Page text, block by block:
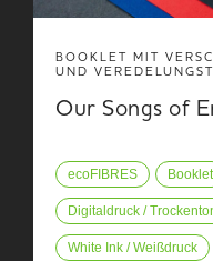
BOOKLET MIT
UND
Our Songs of
ecoFIBRES Booklet
Digitaldruck /
White Ink / Weißdruck